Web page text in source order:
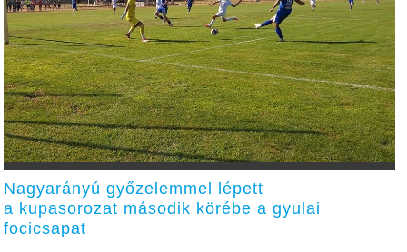
Nagyarányú győzelemmel lépett
a kupasorozat második körébe a gyulai
focicsapat